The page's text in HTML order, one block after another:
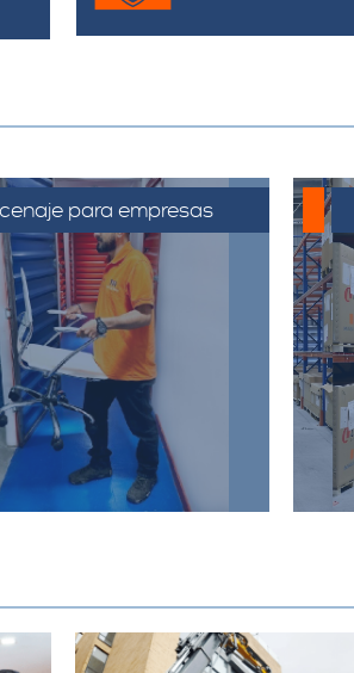
para empresas
de almacenamiento
que incluyen espacio
de oficina,
y equipos. Nuestras
están diseñadas para
las necesidades de su
proporcionando un
seguro y eficiente.